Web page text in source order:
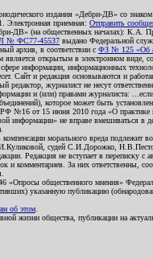
издания «Дебри-ДВ» со
Электронная приемная: Отправить
«Дебри-ДВ» (на общественных
№ ФС77-45537 выдано Федеральной
архив, в соответствии с ФЗ № 125 «Об
открытым в электронном виде,
информации, информационных
Сайт и редакция основываются и
журналист не несут
и (или) правами журналиста:
которое может быть
№16 от 15 июня 2010 года «О практике
информации» не вправе вмешиваться в
морального вреда подлежит
судей С.И.Дорожко,
Редакция не вступает в переписку с
и комментариев. За них
«Опросы общественного мнения»
указанную публикацию
об этом
жизни общества, публикации на